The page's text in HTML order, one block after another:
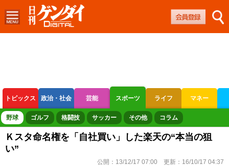
トピックス 政治・社会 芸能 スポーツ ライフ マネー
ボートレース 競輪 オートレース
野球 ゴルフ 格闘技 サッカー その他 コラム
Ｋスタ命名権を「自社買い」した楽天の“本当の狙
い”
公開： 13/12/17 07:00 更新： 16/10/17 04:37